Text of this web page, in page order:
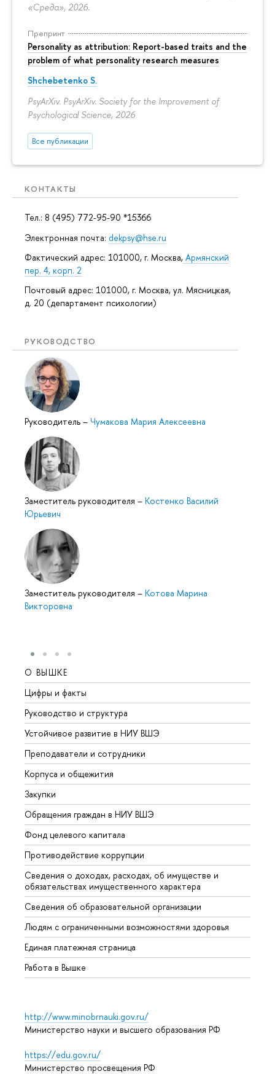
«Среда», 2026.
Препринт
Personality as attribution: Report-based traits and the
problem of what personality research measures
Shchebetenko S.
PsyArXiv. PsyArXiv. Society for the Improvement of
Psychological Science, 2026
Все публикации
КОНТАКТЫ
Тел.: 8 (495) 772-95-90 *15366
Электронная почта: dekpsy@hse.ru
Фактический адрес: 101000, г. Москва, Армянский
пер. 4, корп. 2
Почтовый адрес: 101000, г. Москва, ул. Мясницкая,
д. 20 (департамент психологии)
РУКОВОДСТВО
Руководитель – Чумакова Мария Алексеевна
Заместитель руководителя – Костенко Василий
Юрьевич
Заместитель руководителя – Котова Марина
Викторовна
О ВЫШКЕ
Цифры и факты
Руководство и структура
Устойчивое развитие в НИУ ВШЭ
Преподаватели и сотрудники
Корпуса и общежития
Закупки
Обращения граждан в НИУ ВШЭ
Фонд целевого капитала
Противодействие коррупции
Сведения о доходах, расходах, об имуществе и
обязательствах имущественного характера
Сведения об образовательной организации
Людям с ограниченными возможностями здоровья
Единая платежная страница
Работа в Вышке
http://www.minobrnauki.gov.ru/
Министерство науки и высшего образования РФ
https://edu.gov.ru/
Министерство просвещения РФ